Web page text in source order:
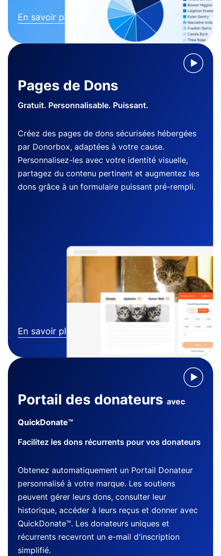
En savoir plus
Pages de Dons
Gratuit. Personnalisable. Puissant.
Créez des pages de dons sécurisées hébergées
par Donorbox, adaptées à votre cause.
Personnalisez-les avec votre identité visuelle,
partagez du contenu pertinent et augmentez les
dons grâce à un formulaire puissant pré-rempli.
En savoir plus
Portail des donateurs avec
QuickDonate™
Facilitez les dons récurrents pour vos donateurs
Obtenez automatiquement un Portail Donateur
personnalisé à votre marque. Les soutiens
peuvent gérer leurs dons, consulter leur
historique, accéder à leurs reçus et donner avec
QuickDonate™. Les donateurs uniques et
récurrents recevront un e-mail d'inscription
simplifié.